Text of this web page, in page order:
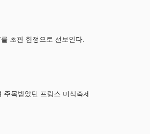
초판 한정으로 선보인다.
목받았던 프랑스 미식축제